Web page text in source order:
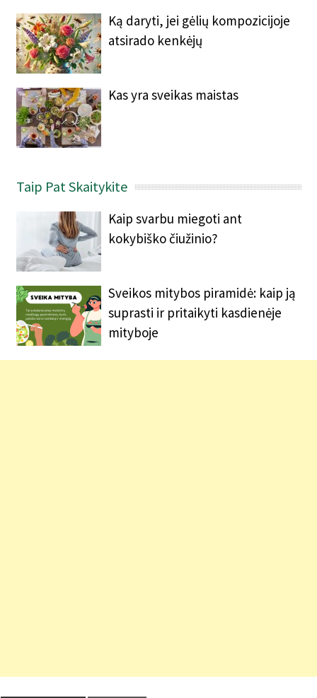
Ką daryti, jei gėlių kompozicijoje
atsirado kenkėjų
Kas yra sveikas maistas
Taip Pat Skaitykite
Kaip svarbu miegoti ant
kokybiško čiužinio?
Sveikos mitybos piramidė: kaip ją
suprasti ir pritaikyti kasdienėje
mityboje